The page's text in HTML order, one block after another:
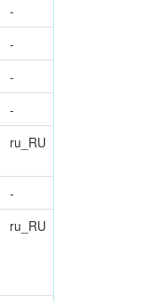
-
-
-
-
ru_RU
-
ru_RU